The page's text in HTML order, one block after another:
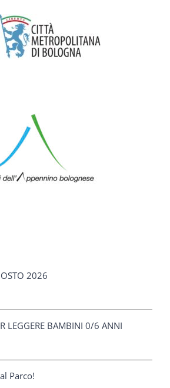
2026
LEGGERE BAMBINI 0/6 ANNI
Parco!